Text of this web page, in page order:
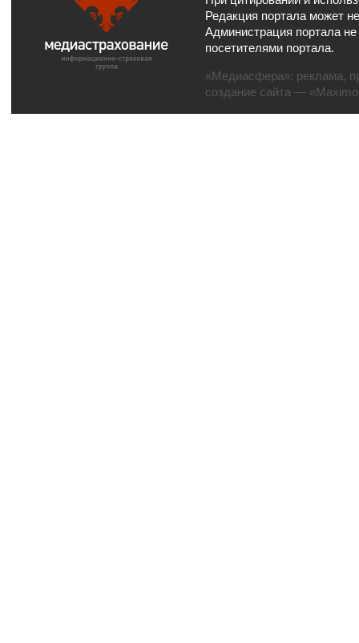
Редакция портала может
Администрация портала
посетителями портала.
«Медиасфера»: реклама,
создание сайта —